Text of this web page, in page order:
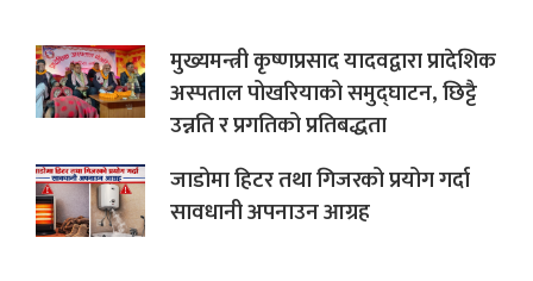
मुख्यमन्त्री कृष्णप्रसाद यादवद्वारा प्रादेशिक
अस्पताल पोखरियाको समुद्घाटन, छिट्टै
उन्नति र प्रगतिको प्रतिबद्धता
जाडोमा हिटर तथा गिजरको प्रयोग गर्दा
सावधानी अपनाउन आग्रह